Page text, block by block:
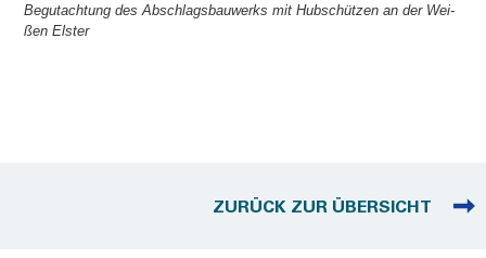
Begut­ach­tung des Abschlags­bau­werks mit Hub­schüt­zen an der Wei­
ßen Els­ter
ZURÜCK ZUR ÜBERSICHT